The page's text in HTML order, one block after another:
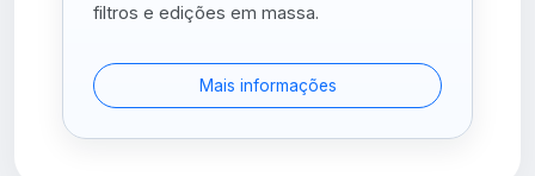
filtros e edições em massa.
Mais informações